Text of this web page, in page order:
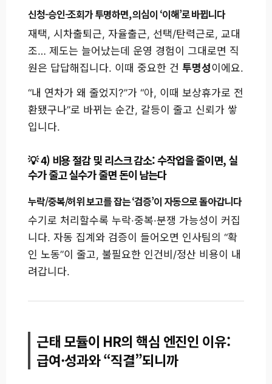
신청-승인-조회가 투명하면, 의심이 ‘이해’로 바뀝니다
재택, 시차출퇴근, 자율출근, 선택/탄력근로, 교대
조… 제도는 늘어났는데 운영 경험이 그대로면 직
원은 답답해집니다. 이때 중요한 건 투명성이에요.
“내 연차가 왜 줄었지?”가 “아, 이때 보상휴가로 전
환됐구나”로 바뀌는 순간, 갈등이 줄고 신뢰가 쌓
입니다.
4) 비용 절감 및 리스크 감소: 수작업을 줄이면, 실
수가 줄고 실수가 줄면 돈이 남는다
누락/중복/허위 보고를 잡는 ‘검증’이 자동으로 돌아갑니다
수기로 처리할수록 누락·중복·분쟁 가능성이 커집
니다. 자동 집계와 검증이 들어오면 인사팀의 “확
인 노동”이 줄고, 불필요한 인건비/정산 비용이 내
려갑니다.
근태 모듈이 HR의 핵심 엔진인 이유:
급여·성과와 “직결”되니까